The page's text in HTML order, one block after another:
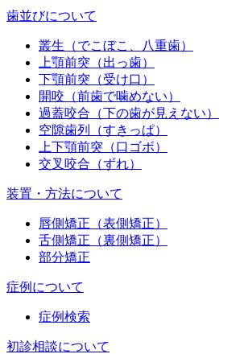
歯並びについて
叢生（でこぼこ、八重歯）
上顎前突（出っ歯）
下顎前突（受け口）
開咬（前歯で噛めない）
過蓋咬合（下の歯が見えない）
空隙歯列（すきっぱ）
上下顎前突（口ゴボ）
交叉咬合（ずれ）
装置・方法について
唇側矯正（表側矯正）
舌側矯正（裏側矯正）
部分矯正
症例について
症例検索
初診相談について